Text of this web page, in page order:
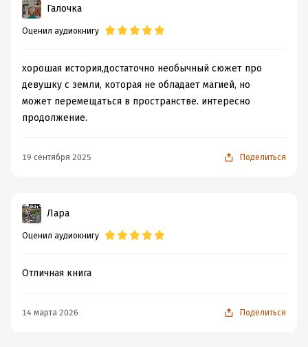
Галочка
Оценил аудиокнигу
хорошая история,достаточно необычный сюжет про
девушку с земли, которая не обладает магией, но
может перемещаться в пространстве. интересно
продолжение.
19 сентября 2025 Поделиться
Лара
Оценил аудиокнигу
Отличная книга
14 марта 2026 Поделиться